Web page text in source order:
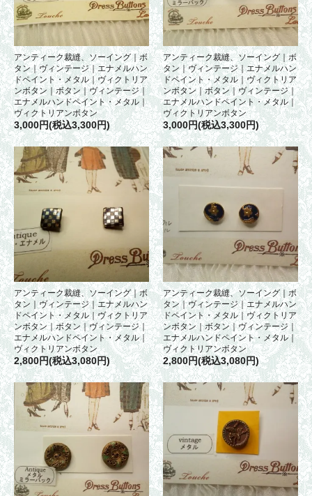
アンティーク裁縫、ソーイング｜ボ
タン｜ヴィンテージ｜エナメルハン
ドペイント・メタル｜ヴィクトリア
ンボタン｜ボタン｜ヴィンテージ｜
エナメルハンドペイント・メタル｜
ヴィクトリアンボタン
3,000円(税込3,300円)
アンティーク裁縫、ソーイング｜ボ
タン｜ヴィンテージ｜エナメルハン
ドペイント・メタル｜ヴィクトリア
ンボタン｜ボタン｜ヴィンテージ｜
エナメルハンドペイント・メタル｜
ヴィクトリアンボタン
3,000円(税込3,300円)
アンティーク裁縫、ソーイング｜ボ
タン｜ヴィンテージ｜エナメルハン
ドペイント・メタル｜ヴィクトリア
ンボタン｜ボタン｜ヴィンテージ｜
エナメルハンドペイント・メタル｜
ヴィクトリアンボタン
2,800円(税込3,080円)
アンティーク裁縫、ソーイング｜ボ
タン｜ヴィンテージ｜エナメルハン
ドペイント・メタル｜ヴィクトリア
ンボタン｜ボタン｜ヴィンテージ｜
エナメルハンドペイント・メタル｜
ヴィクトリアンボタン
2,800円(税込3,080円)